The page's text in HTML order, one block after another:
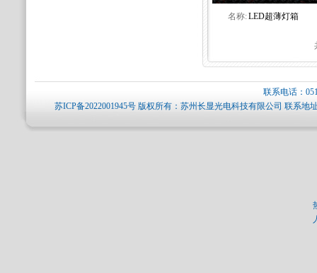
名称:LED超薄灯箱
联系电话：
苏ICP备2022001945号 版权所有：苏州长显光电科技有限公司 联系地